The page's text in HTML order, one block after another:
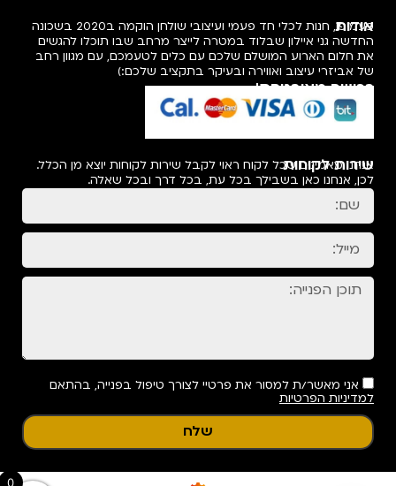
אודות
פעמיפו, חנות לכלי חד פעמי ועיצובי שולחן הוקמה ב2020 בשכונה
החדשה גני איילון שבלוד במטרה לייצר מרחב שבו תוכלו להגשים
את חלום הארוע המושלם שלכם עם כלים לטעמכם, עם מגוון רחב
של אביזרי עיצוב ואווירה ובעיקר בתקציב שלכם:)
רכישה מאובטחת!
שירות לקוחות
אנחנו מאמינים שכל לקוח ראוי לקבל שירות לקוחות יוצא מן הכלל.
לכן, אנחנו כאן בשבילך בכל עת, בכל דרך ובכל שאלה.
אני מאשר/ת למסור את פרטיי לצורך טיפול בפנייה, בהתאם
למדיניות הפרטיות
שלח
0